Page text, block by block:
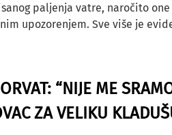
paljenja vatre, naročito
upozorenjem. Sve više je
“NIJE ME
ZA VELIKU